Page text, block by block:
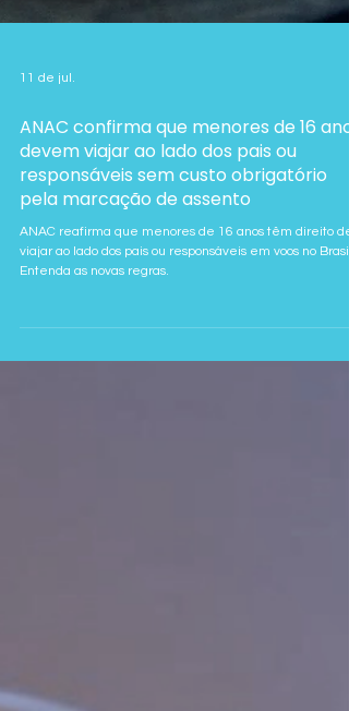
ANAC confirma que menores de 16 anos
devem viajar ao lado dos pais ou
responsáveis sem custo obrigatório
pela marcação de assento
ANAC reafirma que menores de 16 anos têm direito de